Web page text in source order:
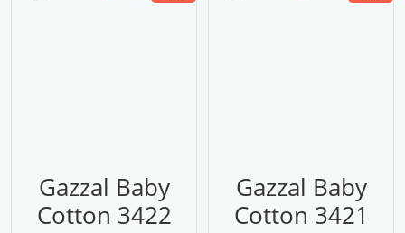
Gazzal Baby
Cotton 3422
Gazzal Baby
Cotton 3421